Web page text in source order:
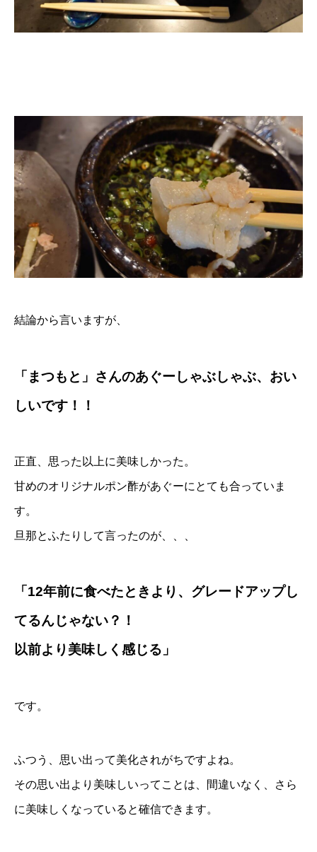
結論から言いますが、
「まつもと」さんのあぐーしゃぶしゃぶ、おい
しいです！！
正直、思った以上に美味しかった。
甘めのオリジナルポン酢があぐーにとても合っていま
す。
旦那とふたりして言ったのが、、、
「12年前に食べたときより、グレードアップし
てるんじゃない？！
以前より美味しく感じる」
です。
ふつう、思い出って美化されがちですよね。
その思い出より美味しいってことは、間違いなく、さら
に美味しくなっていると確信できます。